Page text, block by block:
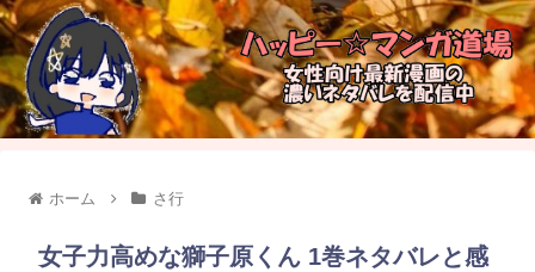
ホーム さ行
女子力高めな獅子原くん 1巻ネタバレと感